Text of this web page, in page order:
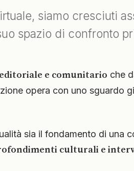
siamo cresciuti
spazio di confronto
e comunitario che
opera con uno sguardo
sia il fondamento di una
culturali e